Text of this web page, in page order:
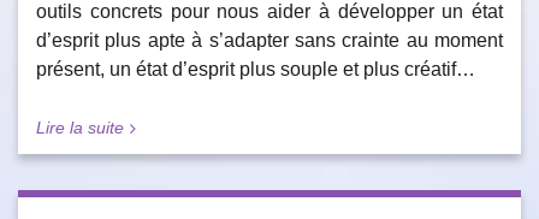
outils concrets pour nous aider à développer un état
d’esprit plus apte à s’adapter sans crainte au moment
présent, un état d’esprit plus souple et plus créatif…
Lire la suite